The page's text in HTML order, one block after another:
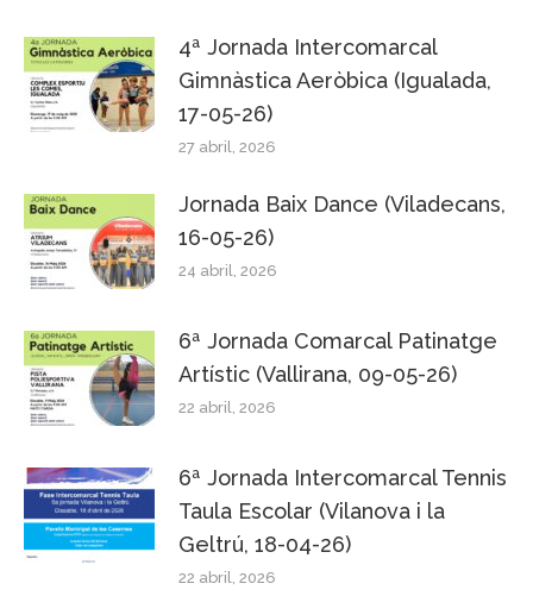
4ª Jornada Intercomarcal
Gimnàstica Aeròbica (Igualada,
17-05-26)
27 abril, 2026
Jornada Baix Dance (Viladecans,
16-05-26)
24 abril, 2026
6ª Jornada Comarcal Patinatge
Artístic (Vallirana, 09-05-26)
22 abril, 2026
6ª Jornada Intercomarcal Tennis
Taula Escolar (Vilanova i la
Geltrú, 18-04-26)
22 abril, 2026